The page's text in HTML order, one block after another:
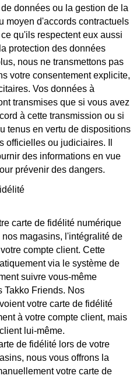
données ou la gestion de la
moyen d'accords contractuels
qu'ils respectent eux aussi
protection des données
nous ne transmettons pas
votre consentement explicite,
Vos données à
transmises que si vous avez
à cette transmission ou si
tenus en vertu de dispositions
officielles ou judiciaires. Il
des informations en vue
prévenir des dangers.
carte de fidélité numérique
magasins, l'intégralité de
compte client. Cette
via le système de
suivre vous-même
Takko Friends. Nos
votre carte de fidélité
à votre compte client, mais
lui-même.
de fidélité lors de votre
nous vous offrons la
votre carte de